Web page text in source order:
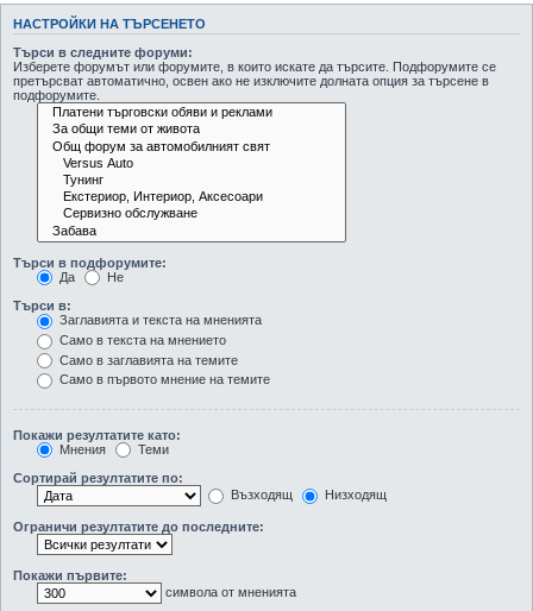
НАСТРОЙКИ НА ТЪРСЕНЕТО
Търси в следните форуми:
Изберете форумът или форумите, в които искате да търсите. Подфорумите се
претърсват автоматично, освен ако не изключите долната опция за търсене в
подфорумите.
Търси в подфорумите:
Да
Не
Търси в:
Заглавията и текста на мненията
Само в текста на мнението
Само в заглавията на темите
Само в първото мнение на темите
Покажи резултатите като:
Мнения
Теми
Сортирай резултатите по:
Възходящ
Низходящ
Ограничи резултатите до последните:
Покажи първите:
символа от мненията